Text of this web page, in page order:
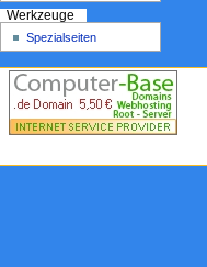
Werkzeuge
Spezialseiten